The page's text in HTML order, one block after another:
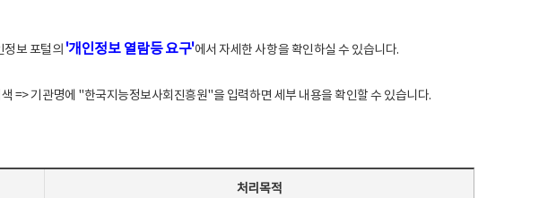
보 포털의 '개인정보 열람등 요구'에서 자세한 사항을 확인하실 수 있습니다.
기관명에 "한국지능정보사회진흥원"을 입력하면 세부 내용을 확인할 수 있습니다.
처리목적